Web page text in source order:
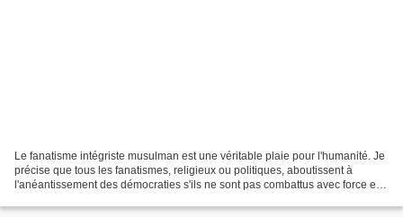
Le fanatisme intégriste musulman est une véritable plaie pour l'humanité. Je
précise que tous les fanatismes, religieux ou politiques, aboutissent à
l'anéantissement des démocraties s'ils ne sont pas combattus avec force et